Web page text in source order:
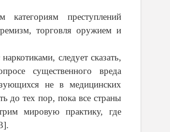
преступлений
торговля оружием и
следует сказать,
существенного вреда
не в медицинских
до тех пор, пока все страны
мировую практику, где